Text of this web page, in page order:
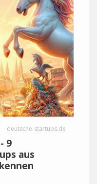
deutsche-startups.de
9
aus